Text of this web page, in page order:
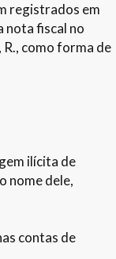
registrados em
nota fiscal no
como forma de
ilícita de
nome dele,
contas de